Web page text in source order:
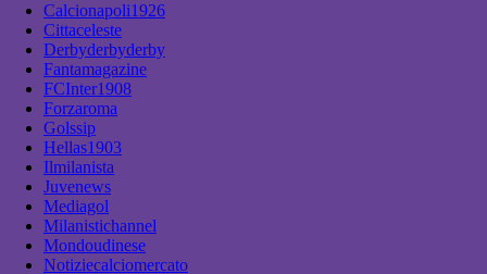
Calcionapoli1926
Cittaceleste
Derbyderbyderby
Fantamagazine
FCInter1908
Forzaroma
Golssip
Hellas1903
Ilmilanista
Juvenews
Mediagol
Milanistichannel
Mondoudinese
Notiziecalciomercato